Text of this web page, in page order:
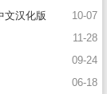
10-07
文汉化版
11-28
09-24
06-18